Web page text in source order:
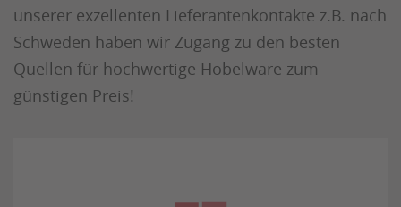
unserer exzellenten Lieferantenkontakte z.B. nach
Schweden haben wir Zugang zu den besten
Quellen für hochwertige Hobelware zum
günstigen Preis!